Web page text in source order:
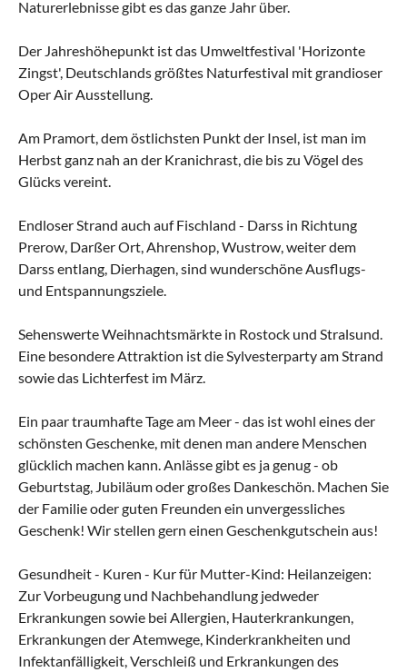
Naturerlebnisse gibt es das ganze Jahr über.
Der Jahreshöhepunkt ist das Umweltfestival 'Horizonte
Zingst', Deutschlands größtes Naturfestival mit grandioser
Oper Air Ausstellung.
Am Pramort, dem östlichsten Punkt der Insel, ist man im
Herbst ganz nah an der Kranichrast, die bis zu Vögel des
Glücks vereint.
Endloser Strand auch auf Fischland - Darss in Richtung
Prerow, Darßer Ort, Ahrenshop, Wustrow, weiter dem
Darss entlang, Dierhagen, sind wunderschöne Ausflugs-
und Entspannungsziele.
Sehenswerte Weihnachtsmärkte in Rostock und Stralsund.
Eine besondere Attraktion ist die Sylvesterparty am Strand
sowie das Lichterfest im März.
Ein paar traumhafte Tage am Meer - das ist wohl eines der
schönsten Geschenke, mit denen man andere Menschen
glücklich machen kann. Anlässe gibt es ja genug - ob
Geburtstag, Jubiläum oder großes Dankeschön. Machen Sie
der Familie oder guten Freunden ein unvergessliches
Geschenk! Wir stellen gern einen Geschenkgutschein aus!
Gesundheit - Kuren - Kur für Mutter-Kind: Heilanzeigen:
Zur Vorbeugung und Nachbehandlung jedweder
Erkrankungen sowie bei Allergien, Hauterkrankungen,
Erkrankungen der Atemwege, Kinderkrankheiten und
Infektanfälligkeit, Verschleiß und Erkrankungen des